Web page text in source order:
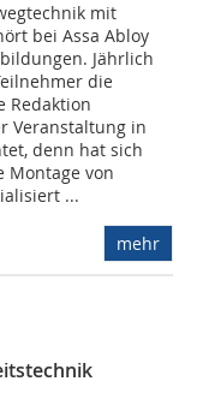
mit
bei Assa Abloy
Jährlich
die
Redaktion
Veranstaltung in
denn hat sich
Montage von
...
mehr